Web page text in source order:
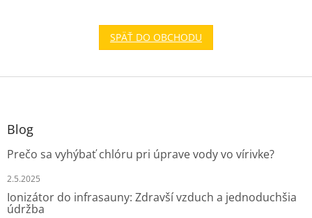
SPÄŤ DO OBCHODU
Z
Blog
Prečo sa vyhýbať chlóru pri úprave vody vo vírivke?
2.5.2025
Ionizátor do infrasauny: Zdravší vzduch a jednoduchšia
údržba